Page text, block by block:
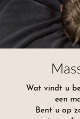
Wat vindt u
een
Bent u op